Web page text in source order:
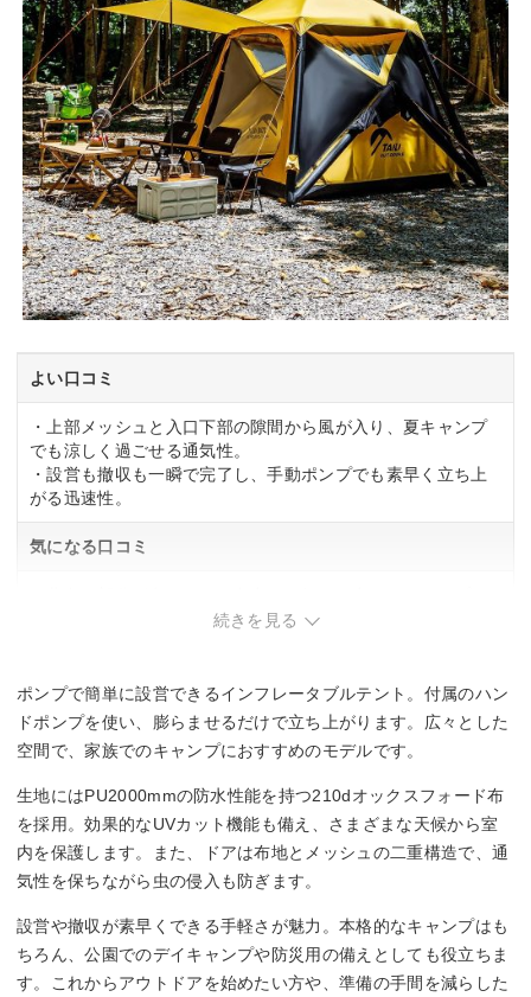
よい口コミ
・上部メッシュと入口下部の隙間から風が入り、夏キャンプ
でも涼しく過ごせる通気性。
・設営も撤収も一瞬で完了し、手動ポンプでも素早く立ち上
がる迅速性。
気になる口コミ
続きを見る
ポンプで簡単に設営できるインフレータブルテント。付属のハン
ドポンプを使い、膨らませるだけで立ち上がります。広々とした
空間で、家族でのキャンプにおすすめのモデルです。
生地にはPU2000mmの防水性能を持つ210dオックスフォード布
を採用。効果的なUVカット機能も備え、さまざまな天候から室
内を保護します。また、ドアは布地とメッシュの二重構造で、通
気性を保ちながら虫の侵入も防ぎます。
設営や撤収が素早くできる手軽さが魅力。本格的なキャンプはも
ちろん、公園でのデイキャンプや防災用の備えとしても役立ちま
す。これからアウトドアを始めたい方や、準備の手間を減らした